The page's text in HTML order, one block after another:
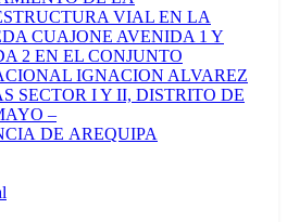
VIAL EN LA
CUAJONE AVENIDA 1 Y
2 EN EL CONJUNTO
IGNACION ALVAREZ
SECTOR I Y II, DISTRITO DE
–
DE AREQUIPA